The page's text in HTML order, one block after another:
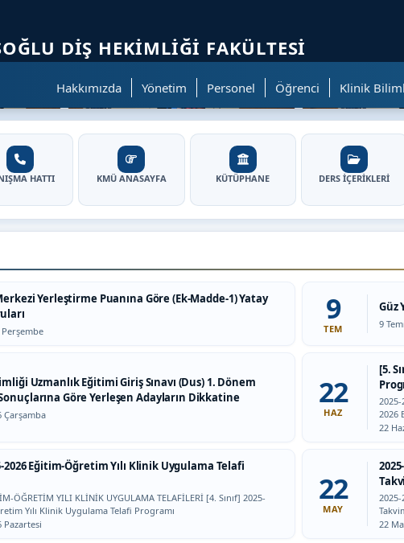
DIŞ HEKIMLIĞI FAKÜLTESI
Hakkımızda Yönetim Personel Öğrenci Klinik
Hekimliği Fakültesi - Ana
HATTI KMÜ ANASAYFA KÜTÜPHANE DERS İÇERİKLERİ
Yerleştirme Puanına Göre (Ek-Madde-1) Yatay
Perşembe
9
TEM
Güz
Tarih:
9
Uzmanlık Eğitimi Giriş Sınavı (Dus) 1. Dönem
Göre Yerleşen Adayların Dikkatine
Çarşamba
22
HAZ
[5.
2025-
2026
Tarih:
22
2026 Eğitim-Öğretim Yılı Klinik Uygulama Telafi
ÖĞRETİM YILI KLİNİK UYGULAMA TELAFİLERİ [4. Sınıf] 2025-
Yılı Klinik Uygulama Telafi Programı
Pazartesi
22
MAY
2025-
Tarih:
22